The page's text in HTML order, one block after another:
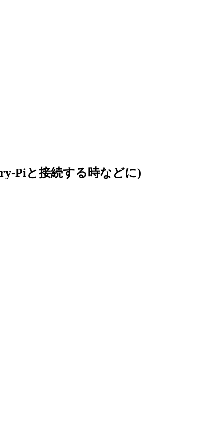
Piと接続する時などに)